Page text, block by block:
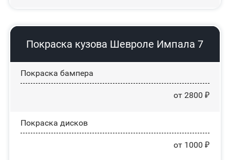
Покраска кузова Шевроле Импала 7
Покраска бампера
от 2800 ₽
Покраска дисков
от 1000 ₽